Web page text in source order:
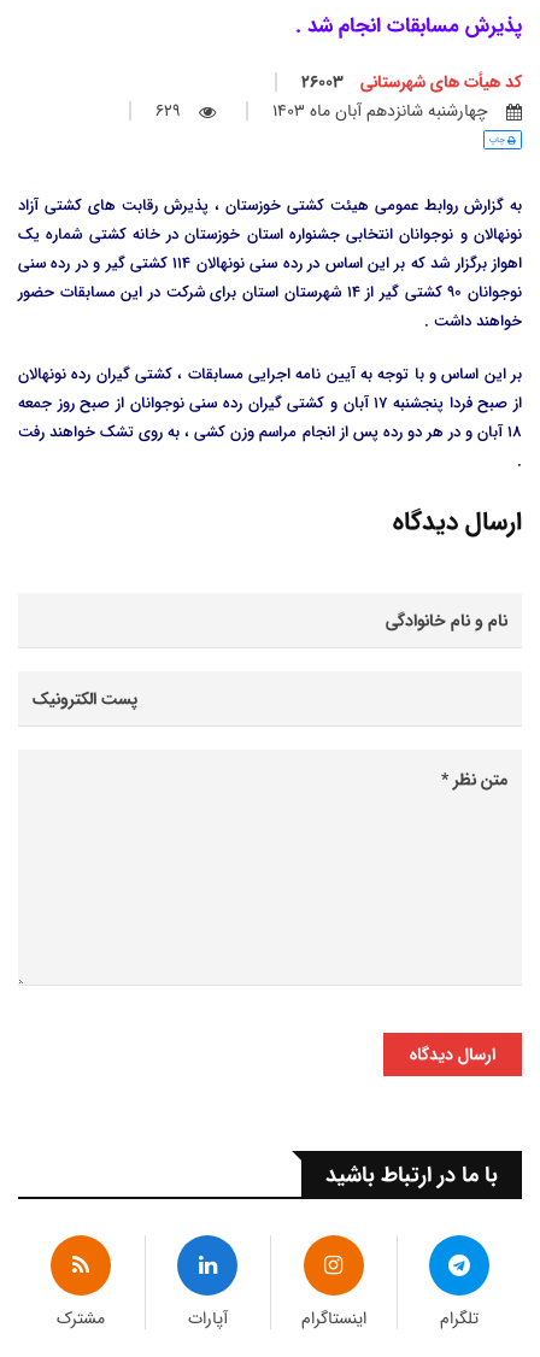
پذیرش مسابقات انجام شد .
کد هیأت های شهرستانی
چهارشنبه شانزدهم آبان ماه 1403
629
چاپ
به گزارش روابط عمومی هیئت کشتی خوزستان ، پذیرش رقابت های کشتی آزاد
نونهالان و نوجوانان انتخابی جشنواره استان خوزستان در خانه کشتی شماره یک
اهواز برگزار شد که بر این اساس در رده سنی نونهالان 114 کشتی گیر و در رده سنی
نوجوانان 90 کشتی گیر از 14 شهرستان استان برای شرکت در این مسابقات حضور
خواهند داشت .
بر این اساس و با توجه به آیین نامه اجرایی مسابقات ، کشتی گیران رده نونهالان
از صبح فردا پنجشنبه 17 آبان و کشتی گیران رده سنی نوجوانان از صبح روز جمعه
18 آبان و در هر دو رده پس از انجام مراسم وزن کشی ، به روی تشک خواهند رفت
.
ارسال دیدگاه
ارسال دیدگاه
با ما در ارتباط باشید
تلگرام اینستاگرام آپارات مشترک